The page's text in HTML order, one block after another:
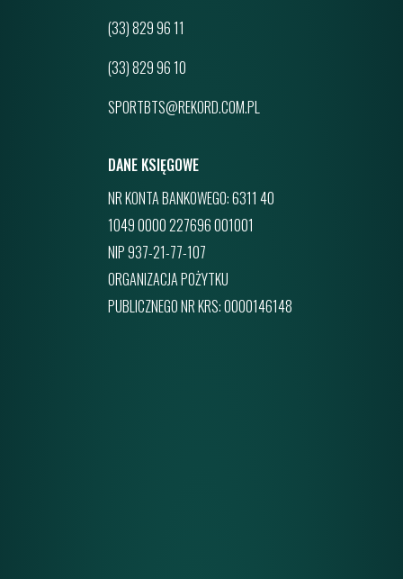
(33) 829 96 11
(33) 829 96 10
SPORTBTS@REKORD.COM.PL
DANE KSIĘGOWE
NR KONTA BANKOWEGO: 6311 40
1049 0000 227696 001001
NIP 937-21-77-107
ORGANIZACJA POŻYTKU
PUBLICZNEGO NR KRS: 0000146148